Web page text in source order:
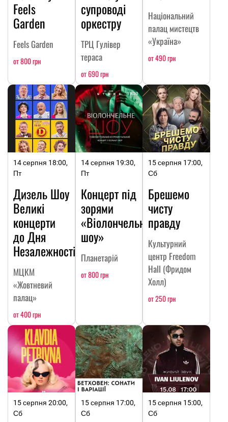
Feels
Garden
Feels Garden
от 800 грн
супроводі
оркестру
ТРЦ Гулівер
тераса
от 690 грн
Національний
палац мистецтв
«Україна»
от 490 грн
14 серпня 18:00,
Пт
Дизель Шоу
Великі
концерти
до Дня
Незалежності
МЦКМ
«Жовтневий
палац»
от 400 грн
14 серпня 19:30,
Пт
Концерт під
зорями
«Віолончельне
шоу»
Планетарій
от 800 грн
15 серпня 17:00,
Сб
Брешемо
чисту
правду
Культурний
центр Freedom
Hall (Фридом
Холл)
от 250 грн
15 серпня 20:00,
Сб
15 серпня 17:00,
Сб
15 серпня 15:00,
Сб